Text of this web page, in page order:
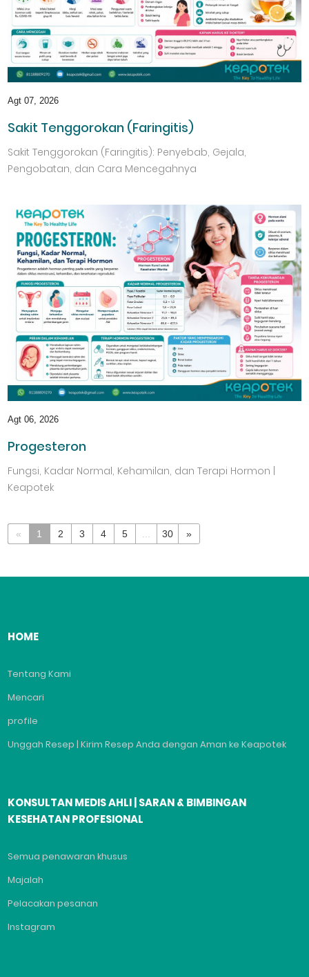
Agt 07, 2026
Sakit Tenggorokan (Faringitis)
Sakit Tenggorokan (Faringitis): Penyebab, Gejala,
Pengobatan, dan Cara Mencegahnya
Agt 06, 2026
Progesteron
Fungsi, Kadar Normal, Kehamilan, dan Terapi Hormon |
Keapotek
« 1 2 3 4 5 30 »
HOME
Tentang Kami
Mencari
profile
Unggah Resep | Kirim Resep Anda dengan Aman ke Keapotek
KONSULTAN MEDIS AHLI | SARAN & BIMBINGAN
KESEHATAN PROFESIONAL
Semua penawaran khusus
Majalah
Pelacakan pesanan
Instagram